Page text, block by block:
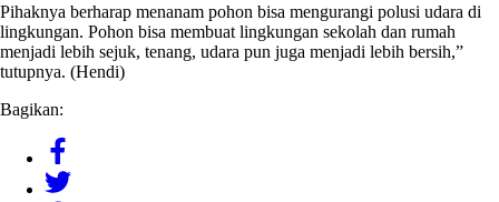
Pihaknya berharap menanam pohon bisa mengurangi polusi udara di
lingkungan. Pohon bisa membuat lingkungan sekolah dan rumah
menjadi lebih sejuk, tenang, udara pun juga menjadi lebih bersih,”
tutupnya. (Hendi)
Bagikan: